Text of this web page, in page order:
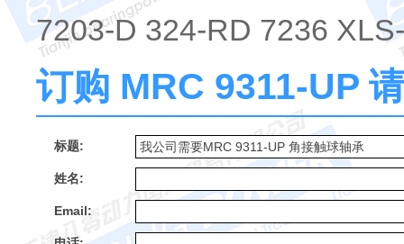
7203-D 324-RD 7236
订购 MRC 9311-UP
标题:
姓名:
Email: